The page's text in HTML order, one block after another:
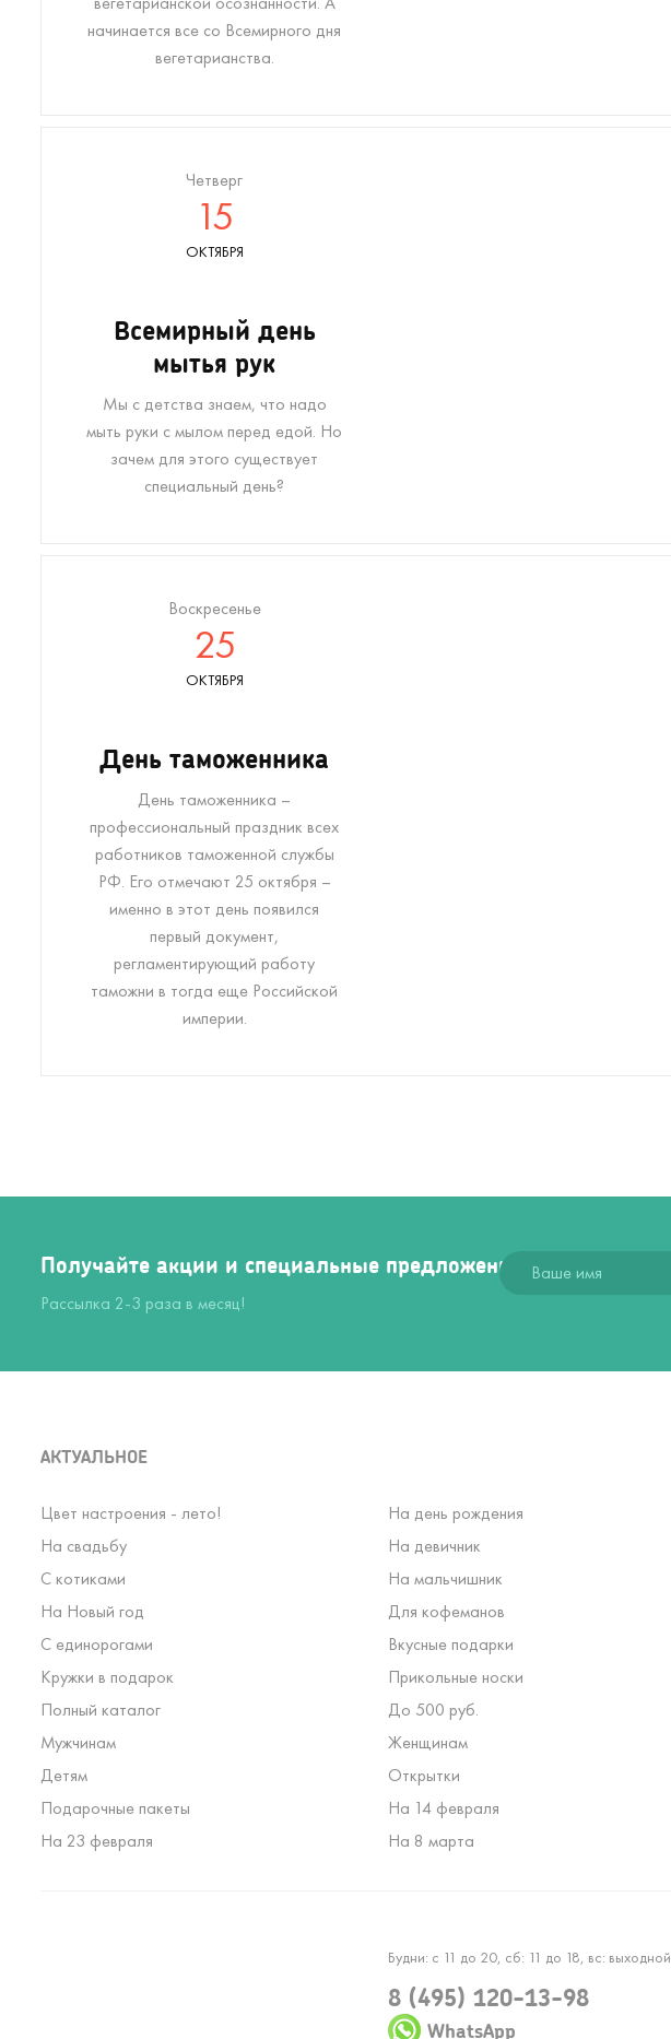
начинается все со Всемирного дня
вегетарианства.
Четверг
15
ОКТЯБРЯ
Всемирный день
мытья рук
Мы с детства знаем, что надо
мыть руки с мылом перед едой. Но
зачем для этого существует
специальный день?
Воскресенье
25
ОКТЯБРЯ
День таможенника
День таможенника –
профессиональный праздник всех
работников таможенной службы
РФ. Его отмечают 25 октября –
именно в этот день появился
первый документ,
регламентирующий работу
таможни в тогда еще Российской
империи.
Получайте акции и специальные предложения
Рассылка 2-3 раза в месяц!
АКТУАЛЬНОЕ
Цвет настроения - лето!
На день рождения
На свадьбу
На девичник
С котиками
На мальчишник
На Новый год
Для кофеманов
С единорогами
Вкусные подарки
Кружки в подарок
Прикольные носки
Полный каталог
До 500 руб.
Мужчинам
Женщинам
Детям
Открытки
Подарочные пакеты
На 14 февраля
На 23 февраля
На 8 марта
Будни: с 11 до 20, сб: 11 до 18, вс: выходной
8 (495) 120-13-98
WhatsApp